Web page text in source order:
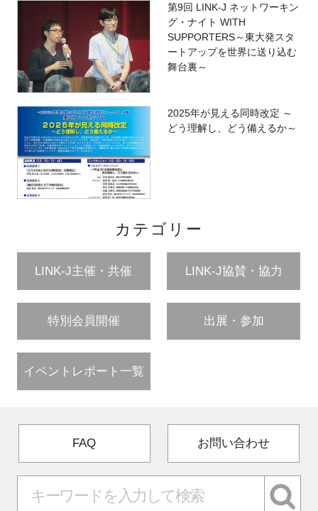
第9回 LINK-J ネットワーキン
グ・ナイト WITH
SUPPORTERS～東大発スタ
ートアップを世界に送り込む
舞台裏～
2025年が見える同時改定 ～
どう理解し、どう備えるか～
カテゴリー
LINK-J主催・共催 LINK-J協賛・協力
特別会員開催 出展・参加
イベントレポート一覧
FAQ お問い合わせ